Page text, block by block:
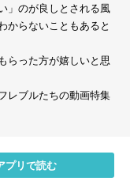
」のが良しとされる風
からないこともあると
らった方が嬉しいと思
レブルたちの動画特集
プリで読む